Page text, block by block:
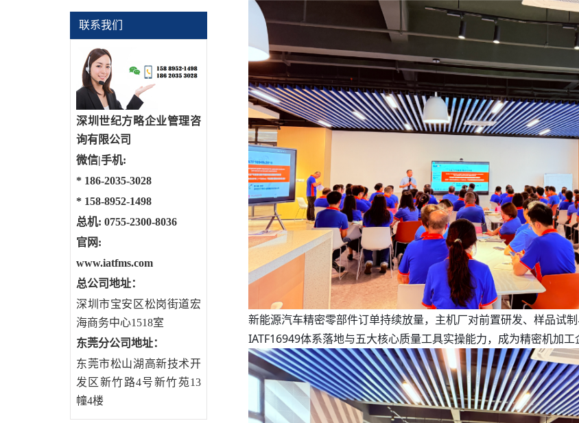
联系我们
深圳世纪方略企业管理咨
询有限公司
微信|手机:
* 186-2035-3028
* 158-8952-1498
总机: 0755-2300-8036
官网:
www.iatfms.com
总公司地址：
深圳市宝安区松岗街道宏
海商务中心1518室
东莞分公司地址：
东莞市松山湖高新技术开
发区新竹路4号新竹苑13
幢4楼
新能源汽车精密零部件订单持续放量，主机厂对前置研发、样品试
IATF16949体系落地与五大核心质量工具实操能力，成为精密机加工